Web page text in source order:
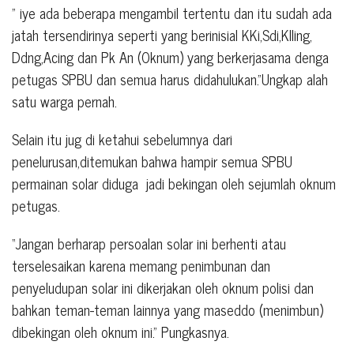
” iye ada beberapa mengambil tertentu dan itu sudah ada
jatah tersendirinya seperti yang berinisial KKi,Sdi,Klling,
Ddng,Acing dan Pk An (Oknum) yang berkerjasama denga
petugas SPBU dan semua harus didahulukan.”Ungkap alah
satu warga pernah.
Selain itu jug di ketahui sebelumnya dari
penelurusan,ditemukan bahwa hampir semua SPBU
permainan solar diduga jadi bekingan oleh sejumlah oknum
petugas.
“Jangan berharap persoalan solar ini berhenti atau
terselesaikan karena memang penimbunan dan
penyeludupan solar ini dikerjakan oleh oknum polisi dan
bahkan teman-teman lainnya yang maseddo (menimbun)
dibekingan oleh oknum ini.” Pungkasnya.